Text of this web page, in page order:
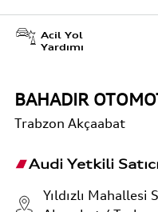
Acil Yol
Yardımı
BAHADIR
Trabzon Akçaabat
Audi Yetkili
Yıldızlı Mahallesi